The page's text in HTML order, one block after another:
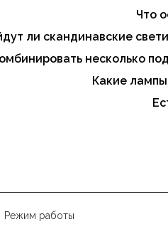
гостиной, спальни, кухни,
Что
поверхности, латунные
ли скандинавские
они гармонично
несколько
формы или высоты
Какие
экономичны, дают
Режим работы